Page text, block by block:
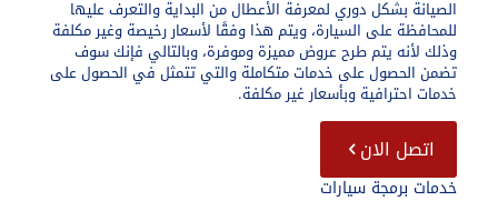
الصيانة بشكل دوري لمعرفة الأعطال من البداية والتعرف عليها
للمحافظة على السيارة، ويتم هذا وفقًا لأسعار رخيصة وغير مكلفة
وذلك لأنه يتم طرح عروض مميزة وموفرة، وبالتالي فإنك سوف
تضمن الحصول على خدمات متكاملة والتي تتمثل في الحصول على
خدمات احترافية وبأسعار غير مكلفة.
اتصل الان
خدمات برمجة سيارات